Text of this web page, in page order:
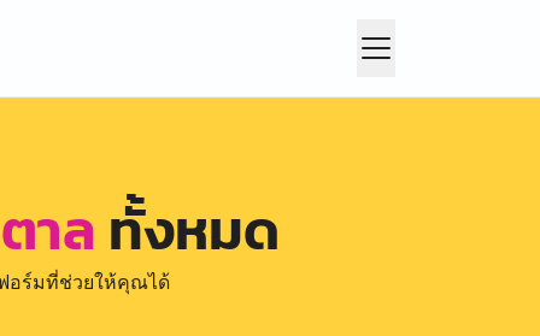
าล ทั้งหมด
อร์มที่ช่วยให้คุณได้